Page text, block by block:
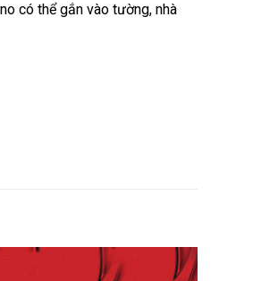
có thể gắn vào tường, nhà